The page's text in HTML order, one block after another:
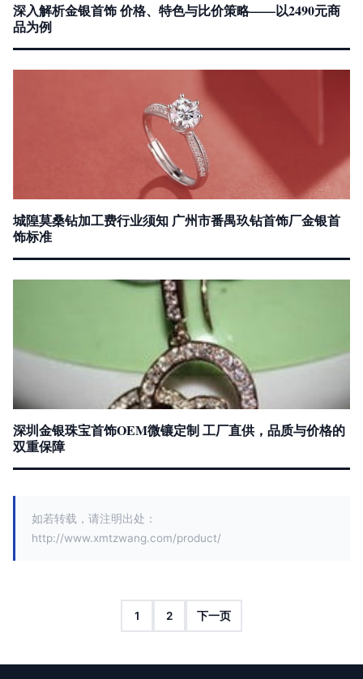
深入解析金银首饰 价格、特色与比价策略——以2490元商
品为例
城隍莫桑钻加工费行业须知 广州市番禺玖钻首饰厂金银首
饰标准
深圳金银珠宝首饰OEM微镶定制 工厂直供，品质与价格的
双重保障
如若转载，请注明出处：
http://www.xmtzwang.com/product/
1 2 下一页